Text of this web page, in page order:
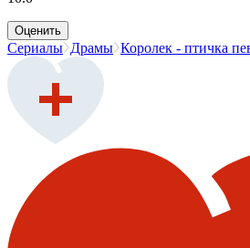
Оценить
Сериалы Драмы Королек - птичка